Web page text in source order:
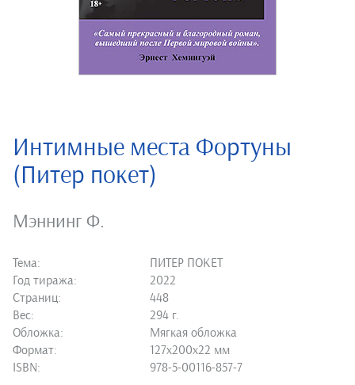
Интимные места Фортуны
(Питер покет)
Мэннинг Ф.
Тема:
ПИТЕР ПОКЕТ
Год тиража:
2022
Страниц:
448
Вес:
294 г.
Обложка:
Мягкая обложка
Формат:
127х200х22 мм
ISBN:
978-5-00116-857-7